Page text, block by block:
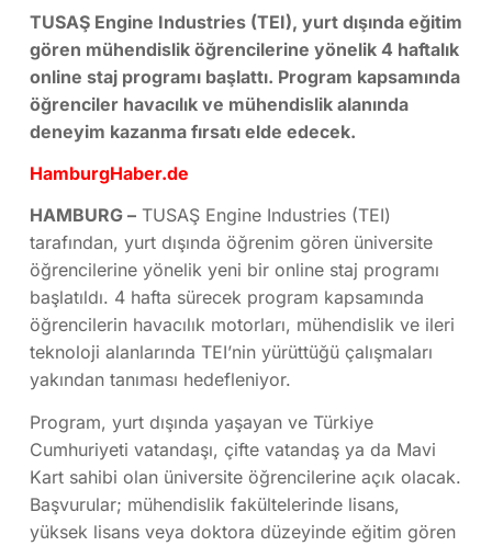
TUSAŞ Engine Industries (TEI), yurt dışında eğitim
gören mühendislik öğrencilerine yönelik 4 haftalık
online staj programı başlattı. Program kapsamında
öğrenciler havacılık ve mühendislik alanında
deneyim kazanma fırsatı elde edecek.
HamburgHaber.de
HAMBURG – TUSAŞ Engine Industries (TEI)
tarafından, yurt dışında öğrenim gören üniversite
öğrencilerine yönelik yeni bir online staj programı
başlatıldı. 4 hafta sürecek program kapsamında
öğrencilerin havacılık motorları, mühendislik ve ileri
teknoloji alanlarında TEI’nin yürüttüğü çalışmaları
yakından tanıması hedefleniyor.
Program, yurt dışında yaşayan ve Türkiye
Cumhuriyeti vatandaşı, çifte vatandaş ya da Mavi
Kart sahibi olan üniversite öğrencilerine açık olacak.
Başvurular; mühendislik fakültelerinde lisans,
yüksek lisans veya doktora düzeyinde eğitim gören